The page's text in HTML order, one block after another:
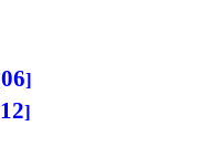
06
12